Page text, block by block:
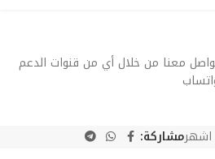
معنا من خلال أي من قنوات الدعم
مشاركة: